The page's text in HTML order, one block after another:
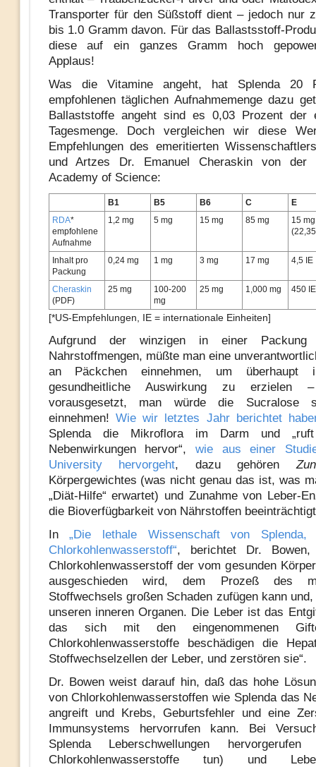
Transporter für den Süßstoff dient – jedoch nur
bis 1.0 Gramm davon. Für das Ballastsstoff-
diese auf ein ganzes Gramm hoch
Applaus!
Was die Vitamine angeht, hat Splenda 20
empfohlenen täglichen Aufnahmemenge dazu
Ballaststoffe angeht sind es 0,03 Prozent der
Tagesmenge. Doch vergleichen wir diese
Empfehlungen des emeritierten
und Artzes Dr. Emanuel Cheraskin von der
Academy of Science:
B1 B5 B6 C
E
RDA*
empfohlene
Aufnahme
1,2 mg 5 mg 15 mg 85 mg
15 mg
Inhalt pro
Packung
0,24 mg 1 mg 3 mg 17 mg 4,5 IE
Cheraskin
(PDF)
25 mg
100-200
mg
25 mg 1,000 mg 450 IE
[*US-Empfehlungen, IE = internationale Einheiten]
Aufgrund der winzigen in einer Packung
Nahrstoffmengen, müßte man eine
an Päckchen einnehmen, um überhaupt
gesundheitliche Auswirkung zu erzielen
vorausgesetzt, man würde die Sucralose
einnehmen! Wie wir letztes Jahr berichtet
Splenda die Mikroflora im Darm und „ruft
Nebenwirkungen hervor“, wie aus einer
University hervorgeht, dazu gehören
Körpergewichtes (was nicht genau das ist, was
„Diät-Hilfe“ erwartet) und Zunahme von Leber-
die Bioverfügbarkeit von Nährstoffen
In„Die lethale Wissenschaft von
Chlorkohlenwasserstoff“, berichtet Dr. Bowen,
Chlorkohlenwasserstoff der vom gesunden
ausgeschieden wird, dem Prozeß des
Stoffwechsels großen Schaden zufügen kann
unseren inneren Organen. Die Leber ist das
das sich mit den eingenommenen
Chlorkohlenwasserstoffe beschädigen die
Stoffwechselzellen der Leber, und zerstören sie“.
Dr. Bowen weist darauf hin, daß das hohe
von Chlorkohlenwasserstoffen wie Splenda das
angreift und Krebs, Geburtsfehler und eine
Immunsystems hervorrufen kann. Bei
Splenda Leberschwellungen
Chlorkohlenwasserstoffe tun) und